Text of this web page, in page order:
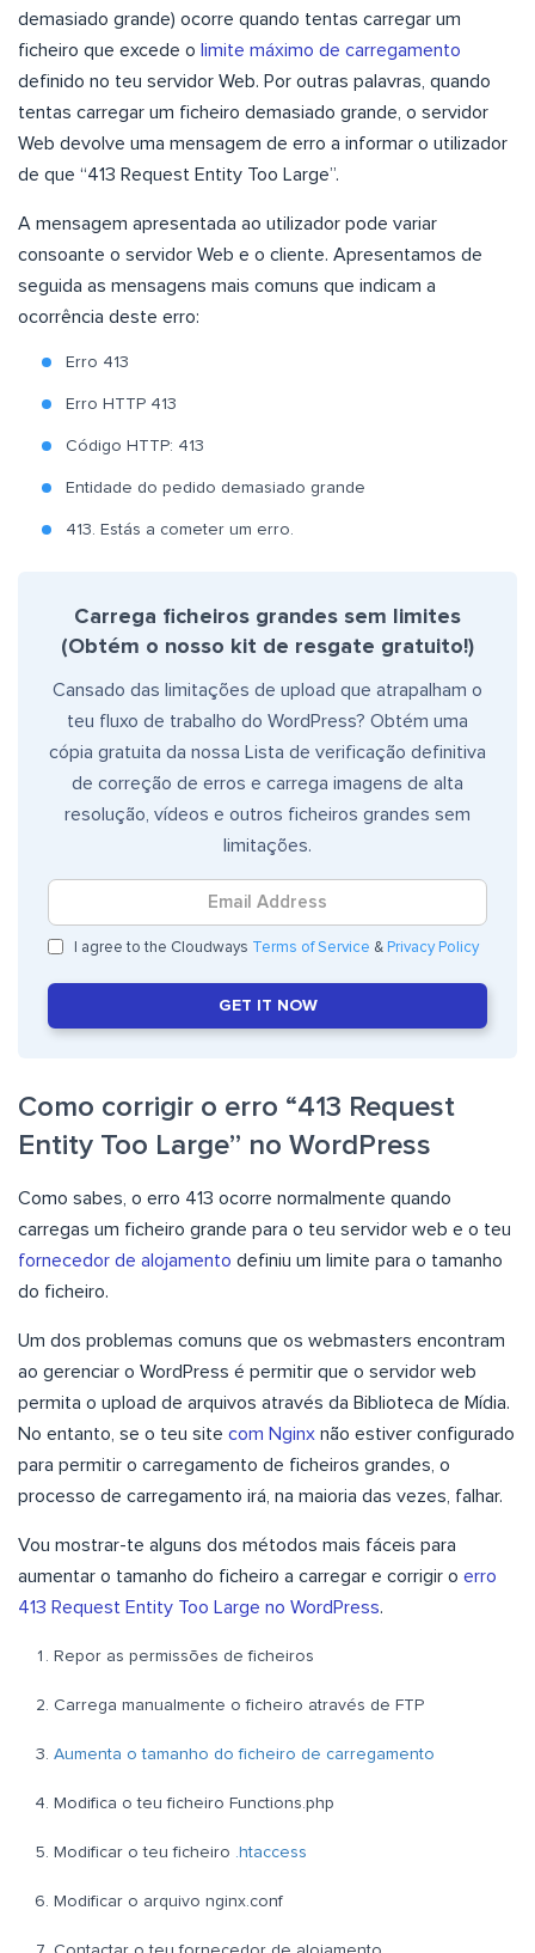
demasiado grande) ocorre quando tentas carregar um
ficheiro que excede o limite máximo de carregamento
definido no teu servidor Web. Por outras palavras, quando
tentas carregar um ficheiro demasiado grande, o servidor
Web devolve uma mensagem de erro a informar o utilizador
de que “413 Request Entity Too Large”.
A mensagem apresentada ao utilizador pode variar
consoante o servidor Web e o cliente. Apresentamos de
seguida as mensagens mais comuns que indicam a
ocorrência deste erro:
Erro 413
Erro HTTP 413
Código HTTP: 413
Entidade do pedido demasiado grande
413. Estás a cometer um erro.
Carrega ficheiros grandes sem limites
(Obtém o nosso kit de resgate gratuito!)
Cansado das limitações de upload que atrapalham o
teu fluxo de trabalho do WordPress? Obtém uma
cópia gratuita da nossa Lista de verificação definitiva
de correção de erros e carrega imagens de alta
resolução, vídeos e outros ficheiros grandes sem
limitações.
I agree to the Cloudways Terms of Service & Privacy Policy
GET IT NOW
Como corrigir o erro “413 Request
Entity Too Large” no WordPress
Como sabes, o erro 413 ocorre normalmente quando
carregas um ficheiro grande para o teu servidor web e o teu
fornecedor de alojamento definiu um limite para o tamanho
do ficheiro.
Um dos problemas comuns que os webmasters encontram
ao gerenciar o WordPress é permitir que o servidor web
permita o upload de arquivos através da Biblioteca de Mídia.
No entanto, se o teu site com Nginx não estiver configurado
para permitir o carregamento de ficheiros grandes, o
processo de carregamento irá, na maioria das vezes, falhar.
Vou mostrar-te alguns dos métodos mais fáceis para
aumentar o tamanho do ficheiro a carregar e corrigir o erro
413 Request Entity Too Large no WordPress.
Repor as permissões de ficheiros
Carrega manualmente o ficheiro através de FTP
Aumenta o tamanho do ficheiro de carregamento
Modifica o teu ficheiro Functions.php
Modificar o teu ficheiro .htaccess
Modificar o arquivo nginx.conf